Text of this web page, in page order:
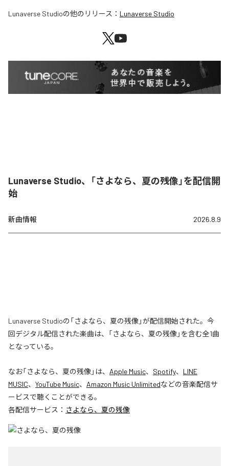
Lunaverse Studioの他のリリース： Lunaverse Studio
Lunaverse Studio、「さよなら、夏の残像」を配信開
始
新曲情報 2026.8.9
Lunaverse Studioの「さよなら、夏の残像」が配信開始された。今
回デジタル配信された楽曲は、「さよなら、夏の残像」を含む全1曲
となっている。
なお「さよなら、夏の残像」は、 Apple Music、 Spotify、 LINE
MUSIC、 YouTube Music、 Amazon Music Unlimitedなどの音楽配信サ
ービスで聴くことができる。
各配信サービス： さよなら、夏の残像